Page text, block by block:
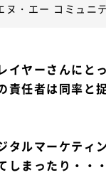
ヌ・エー コミュニ
イヤーさんにと
責任者は同率と
タルマーケティ
しまったり・・